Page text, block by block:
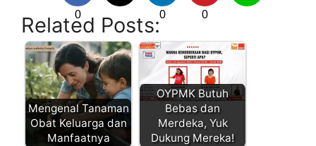
0 0 0
Related Posts:
Mengenal Tanaman
Obat Keluarga dan
Manfaatnya
OYPMK Butuh
Bebas dan
Merdeka, Yuk
Dukung Mereka!